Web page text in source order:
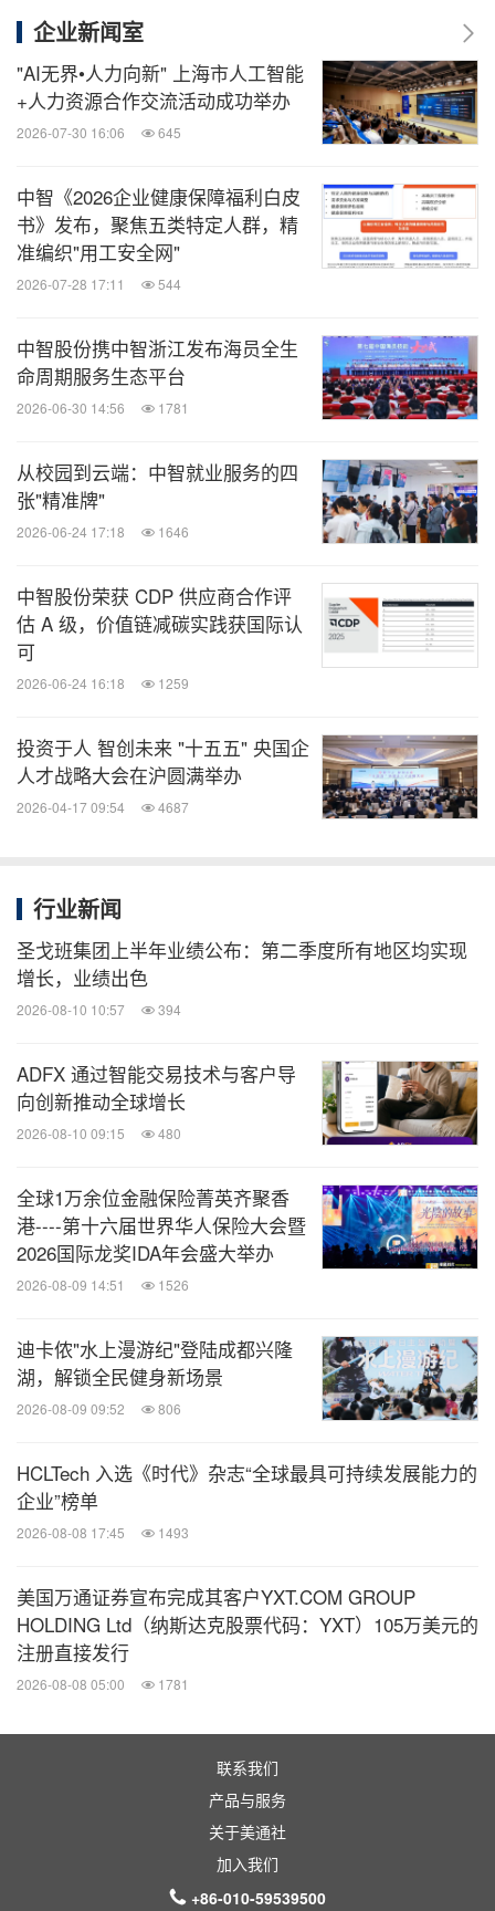
分享到：
企业新闻室
"AI无界•人力向新" 上海市人工智能
+人力资源合作交流活动成功举办
2026-07-30 16:06 645
中智《2026企业健康保障福利白皮
书》发布，聚焦五类特定人群，精
准编织"用工安全网"
2026-07-28 17:11 544
中智股份携中智浙江发布海员全生
命周期服务生态平台
2026-06-30 14:56 1781
从校园到云端：中智就业服务的四
张"精准牌"
2026-06-24 17:18 1646
中智股份荣获 CDP 供应商合作评
估 A 级，价值链减碳实践获国际认
可
2026-06-24 16:18 1259
投资于人 智创未来 "十五五" 央国企
人才战略大会在沪圆满举办
2026-04-17 09:54 4687
行业新闻
圣戈班集团上半年业绩公布：第二季度所有地区均实现
增长，业绩出色
2026-08-10 10:57 394
ADFX 通过智能交易技术与客户导
向创新推动全球增长
2026-08-10 09:15 480
全球1万余位金融保险菁英齐聚香
港----第十六届世界华人保险大会暨
2026国际龙奖IDA年会盛大举办
2026-08-09 14:51 1526
迪卡侬"水上漫游纪"登陆成都兴隆
湖，解锁全民健身新场景
2026-08-09 09:52 806
HCLTech 入选《时代》杂志“全球最具可持续发展能力的
企业”榜单
2026-08-08 17:45 1493
美国万通证券宣布完成其客户YXT.COM GROUP
HOLDING Ltd（纳斯达克股票代码：YXT）105万美元的
注册直接发行
2026-08-08 05:00 1781
联系我们
产品与服务
关于美通社
加入我们
+86-010-59539500